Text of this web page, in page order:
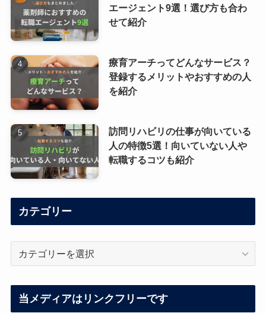
エージェント9選！選び方も合わ
せて紹介
療育アーチってどんなサービス？
登録するメリットやおすすめの人
を紹介
訪問リハビリの仕事が向いている
人の特徴5選！向いていない人や
転職するコツも紹介
カテゴリー
当メディアはリンクフリーです